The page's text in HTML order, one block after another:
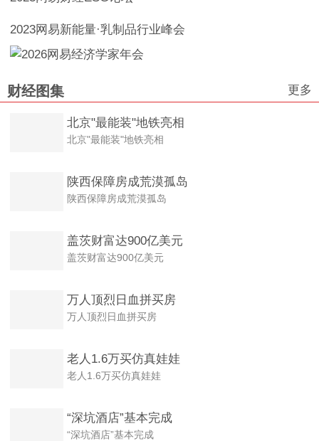
2023网易新能量·乳制品行业峰会
财经图集 更多
北京"最能装"地铁亮相
北京"最能装"地铁亮相
陕西保障房成荒漠孤岛
陕西保障房成荒漠孤岛
盖茨财富达900亿美元
盖茨财富达900亿美元
万人顶烈日血拼买房
万人顶烈日血拼买房
老人1.6万买仿真娃娃
老人1.6万买仿真娃娃
“深坑酒店”基本完成
“深坑酒店”基本完成